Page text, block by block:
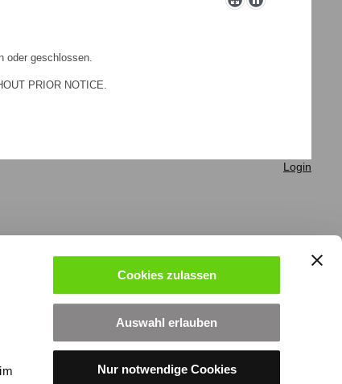
Cookies zulassen
Auswahl erlauben
Nur notwendige Cookies
oder geschlossen.
PRIOR NOTICE.
Login